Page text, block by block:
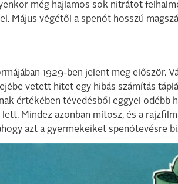
még hajlamos sok nitrátot
Május végétől a spenót hosszú
1929-ben jelent meg először.
vetett hitet egy hibás számítás
értékében tévedésből eggyel odébb
lett. Mindez azonban mítosz, és a
azt a gyermekeiket spenótevésre